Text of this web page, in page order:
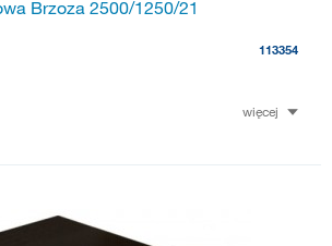
Brzoza 2500/1250/21
113354
więcej